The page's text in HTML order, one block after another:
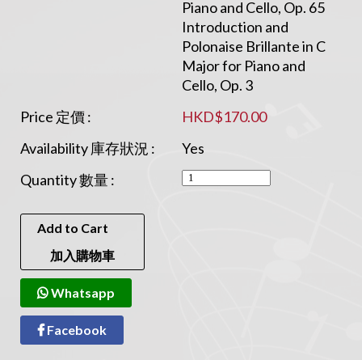
Piano and Cello, Op. 65
Introduction and
Polonaise Brillante in C
Major for Piano and
Cello, Op. 3
Price 定價 :
HKD$170.00
Availability 庫存狀況 :
Yes
Quantity 數量 :
Add to Cart
加入購物車
Whatsapp
Facebook